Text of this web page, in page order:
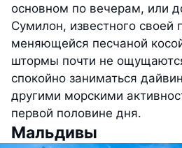
основном по вечерам, или
Сумилон, известного своей
меняющейся песчаной
штормы почти не
спокойно заниматься
другими морскими
первой половине дня.
Мальдивы